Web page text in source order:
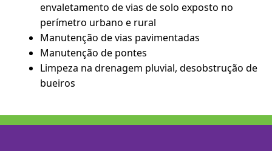
envaletamento de vias de solo exposto no
perímetro urbano e rural
Manutenção de vias pavimentadas
Manutenção de pontes
Limpeza na drenagem pluvial, desobstrução de
bueiros